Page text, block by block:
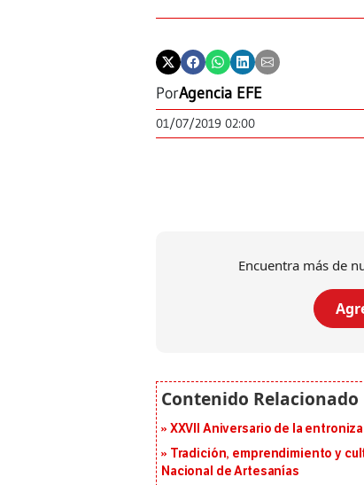
PorAgencia EFE
01/07/2019 02:00
Encuentra más de
XXVII Aniversario de la
Tradición, emprendimiento y
Nacional de Artesanías